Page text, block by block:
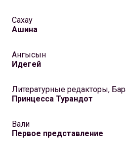
Сахау
Ашина
Ангысын
Идегей
Литературные редакторы,
Принцесса Турандот
Вали
Первое представление